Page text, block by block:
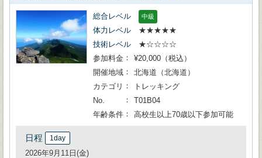
総合レベル 中級
体力レベル
★★★★★
技術レベル
★☆☆☆☆
参加料金
¥20,000（税込）
開催地域
北海道（北海道）
カテゴリ
トレッキング
No.
T01B04
年齢条件
高校生以上70歳以下参加可能
日程 1day
2026年9月11日(金)